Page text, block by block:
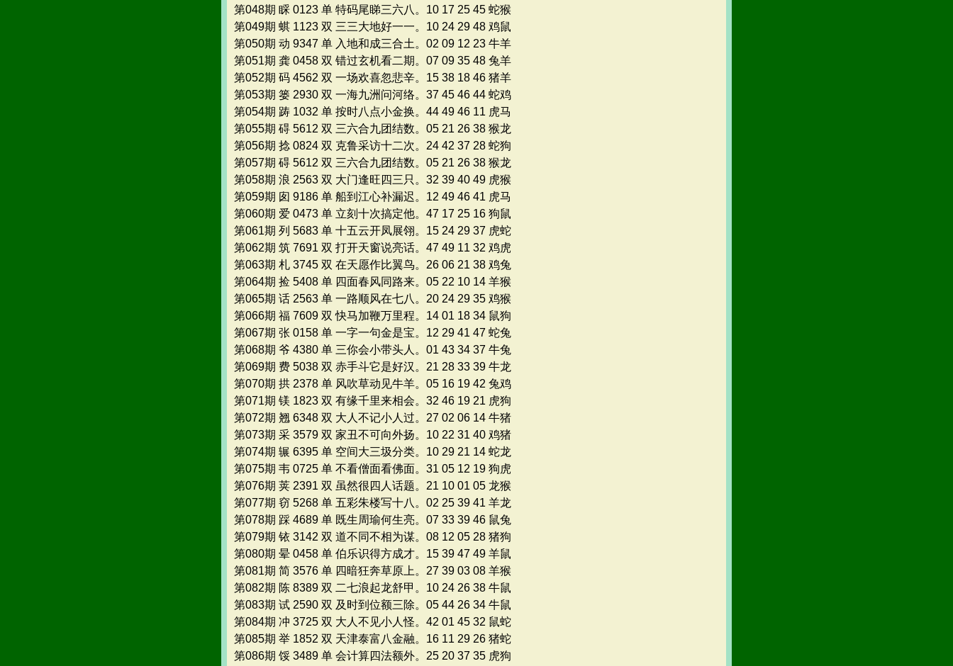
第048期 睬 0123 单 特码尾睇三六八。10 17 25 45 蛇猴
第049期 蜞 1123 双 三三大地好一一。10 24 29 48 鸡鼠
第050期 动 9347 单 入地和成三合土。02 09 12 23 牛羊
第051期 龚 0458 双 错过玄机看二期。07 09 35 48 兔羊
第052期 码 4562 双 一场欢喜忽悲辛。15 38 18 46 猪羊
第053期 篓 2930 双 一海九洲问河络。37 45 46 44 蛇鸡
第054期 踌 1032 单 按时八点小金换。44 49 46 11 虎马
第055期 碍 5612 双 三六合九团结数。05 21 26 38 猴龙
第056期 捻 0824 双 克鲁采访十二次。24 42 37 28 蛇狗
第057期 碍 5612 双 三六合九团结数。05 21 26 38 猴龙
第058期 浪 2563 双 大门逢旺四三只。32 39 40 49 虎猴
第059期 囱 9186 单 船到江心补漏迟。12 49 46 41 虎马
第060期 爱 0473 单 立刻十次搞定他。47 17 25 16 狗鼠
第061期 列 5683 单 十五云开凤展翎。15 24 29 37 虎蛇
第062期 筑 7691 双 打开天窗说亮话。47 49 11 32 鸡虎
第063期 札 3745 双 在天愿作比翼鸟。26 06 21 38 鸡兔
第064期 捡 5408 单 四面春风同路来。05 22 10 14 羊猴
第065期 话 2563 单 一路顺风在七八。20 24 29 35 鸡猴
第066期 福 7609 双 快马加鞭万里程。14 01 18 34 鼠狗
第067期 张 0158 单 一字一句金是宝。12 29 41 47 蛇兔
第068期 爷 4380 单 三你会小带头人。01 43 34 37 牛兔
第069期 费 5038 双 赤手斗它是好汉。21 28 33 39 牛龙
第070期 拱 2378 单 风吹草动见牛羊。05 16 19 42 兔鸡
第071期 镁 1823 双 有缘千里来相会。32 46 19 21 虎狗
第072期 翘 6348 双 大人不记小人过。27 02 06 14 牛猪
第073期 采 3579 双 家丑不可向外扬。10 22 31 40 鸡猪
第074期 辗 6395 单 空间大三圾分类。10 29 21 14 蛇龙
第075期 韦 0725 单 不看僧面看佛面。31 05 12 19 狗虎
第076期 荚 2391 双 虽然很四人话题。21 10 01 05 龙猴
第077期 窃 5268 单 五彩朱楼写十八。02 25 39 41 羊龙
第078期 踩 4689 单 既生周瑜何生亮。07 33 39 46 鼠兔
第079期 铱 3142 双 道不同不相为谋。08 12 05 28 猪狗
第080期 晕 0458 单 伯乐识得方成才。15 39 47 49 羊鼠
第081期 简 3576 单 四暗狂奔草原上。27 39 03 08 羊猴
第082期 陈 8389 双 二七浪起龙舒甲。10 24 26 38 牛鼠
第083期 试 2590 双 及时到位额三除。05 44 26 34 牛鼠
第084期 冲 3725 双 大人不见小人怪。42 01 45 32 鼠蛇
第085期 举 1852 双 天津泰富八金融。16 11 29 26 猪蛇
第086期 馁 3489 单 会计算四法额外。25 20 37 35 虎狗